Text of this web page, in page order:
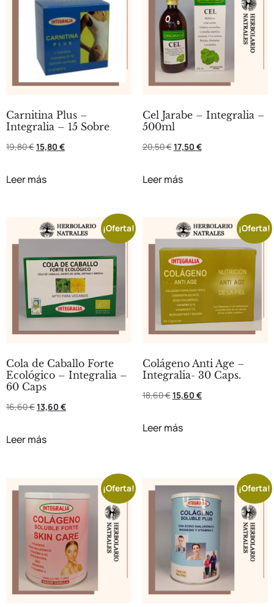
Carnitina Plus –
Integralia – 15 Sobre
19,80€15,80 €
Leer más
Cel Jarabe – Integralia –
500ml
20,50€17,50 €
Leer más
¡Oferta!
Cola de Caballo Forte
Ecológico – Integralia –
60 Caps
16,60€13,60 €
Leer más
¡Oferta!
Colágeno Anti Age –
Integralia- 30 Caps.
18,60€15,60 €
Leer más
¡Oferta! ¡Oferta!